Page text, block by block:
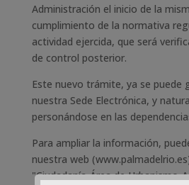
Administración el inicio de la
cumplimiento de la normativa
actividad ejercida, que será
de control posterior.
Este nuevo trámite, ya se puede
nuestra Sede Electrónica, y
personándose en las
Para ampliar la información,
nuestra web
"Ciudadanía-Área de Urbanismo-